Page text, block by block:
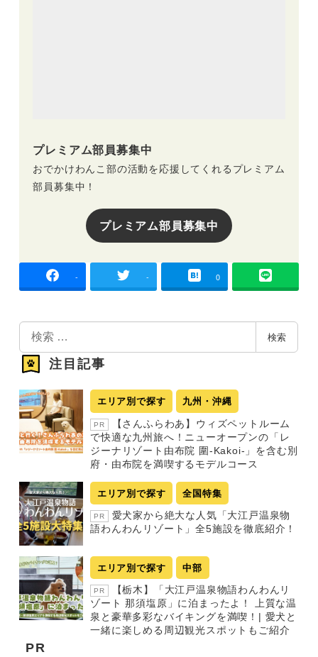
プレミアム部員募集中
おでかけわんこ部の活動を応援してくれるプレミアム
部員募集中！
プレミアム部員募集中
- - 0
索
検索
注目記事
エリア別で探す 九州・沖縄
PR
【さんふらわあ】ウィズペットルーム
で快適な九州旅へ！ニューオープンの「レ
ジーナリゾート由布院 圍-Kakoi-」を含む別
府・由布院を満喫するモデルコース
エリア別で探す 全国特集
PR
愛犬家から絶大な人気「大江戸温泉物
語わんわんリゾート」全5施設を徹底紹介！
エリア別で探す 中部
PR
【栃木】「大江戸温泉物語わんわんリ
ゾート 那須塩原」に泊まったよ！ 上質な温
泉と豪華多彩なバイキングを満喫！| 愛犬と
一緒に楽しめる周辺観光スポットもご紹介
PR